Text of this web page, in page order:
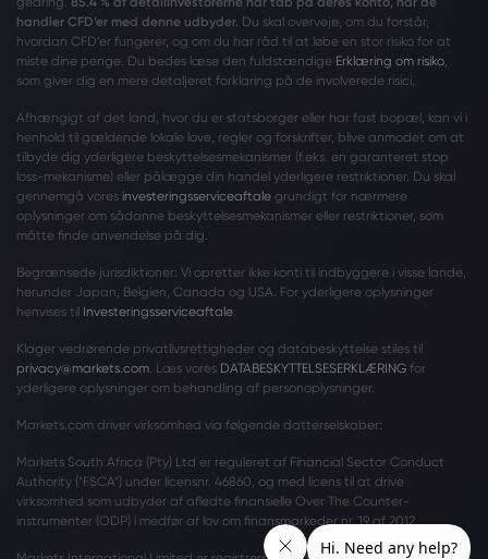
handler CFD’er med denne udbyder. Du skal overveje, om du forstår,
hvordan CFD’er fungerer, og om du har råd til at løbe en stor risiko for at
miste dine penge. Du bedes læse den fuldstændige Erklæring om risiko
som giver dig en mere detaljeret forklaring på de involverede risici.
Afhængigt af det land, hvor du er statsborger eller har fast bopæl, kan vi i
henhold til gældende lokale love, regler og forskrifter, blive anmodet om at
tilbyde dig yderligere beskyttelsesmekanismer (f.eks. en garanteret stop
loss-mekanisme) eller pålægge din handel yderligere restriktioner. Du skal
gennemgå vores investeringsserviceaftale grundigt for nærmere
oplysninger om sådanne beskyttelsesmekanismer eller restriktioner, som
måtte finde anvendelse på dig.
Begrænsede jurisdiktioner: Vi opretter ikke konti til indbyggere i visse lande,
herunder Japan, Belgien, Canada og USA. For yderligere oplysninger
henvises til Investeringsserviceaftale
Klager vedrørende privatlivsrettigheder og databeskyttelse stiles til
privacy@markets.com . Læs vores DATABESKYTTELSESERKLÆRING for
yderligere oplysninger om behandling af personoplysninger.
Markets.com driver virksomhed via følgende datterselskaber:
Markets South Africa (Pty) Ltd er reguleret af Financial Sector Conduct
Authority ("FSCA") under licensnr. 46860, og med licens til at drive
virksomhed som udbyder af afledte finansielle Over The Counter-
instrumenter (ODP) i medfør af lov om finansmarkeder nr. 19 af 2012.